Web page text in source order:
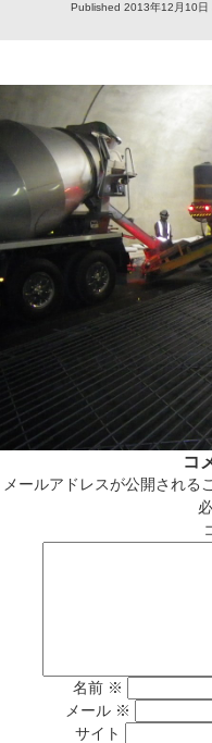
Published 2013年12月10日
コ
メールアドレスが公開される
名前 ※
メール ※
サイト